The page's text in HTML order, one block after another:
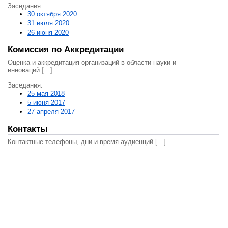
Заседания:
30 октября 2020
31 июля 2020
26 июня 2020
Комиссия по Аккредитации
Оценка и аккредитация организаций в области науки и
инноваций […]
Заседания:
25 мая 2018
5 июня 2017
27 апреля 2017
Контакты
Контактные телефоны, дни и время аудиенций […]